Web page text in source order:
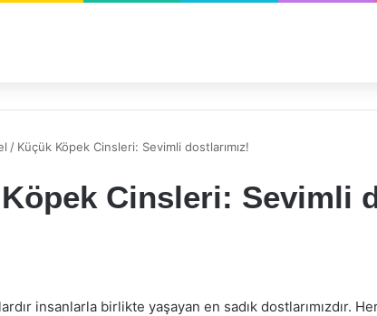
/ Küçük Köpek Cinsleri: Sevimli dostlarımız!
Cinsleri: Sevimli
insanlarla birlikte yaşayan en sadık dostlarımızdır.